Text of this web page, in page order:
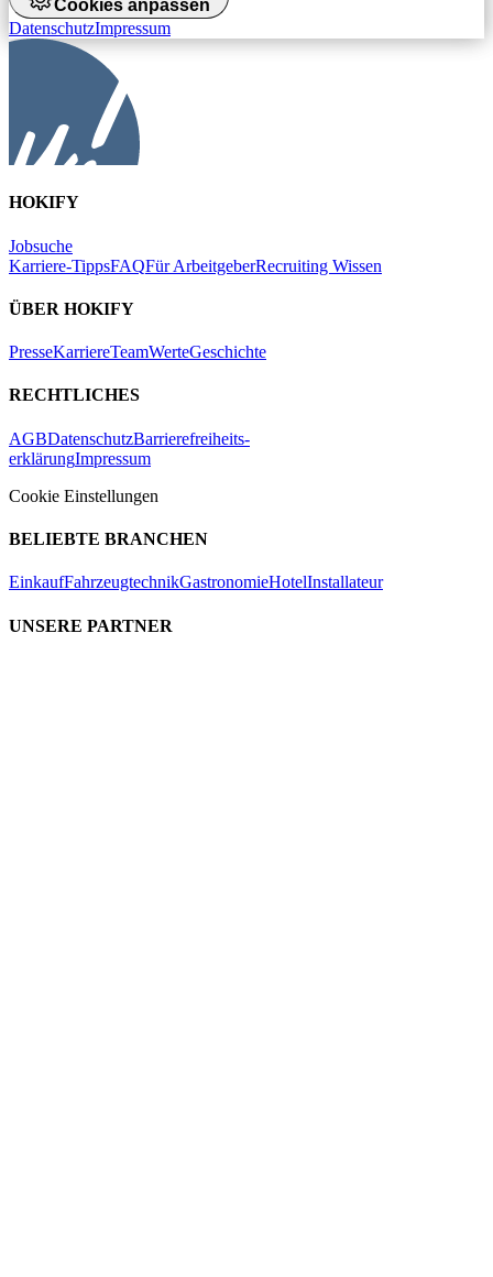
Cookies anpassen
DatenschutzImpressum
HOKIFY
Jobsuche
Karriere-TippsFAQFür ArbeitgeberRecruiting Wissen
ÜBER HOKIFY
PresseKarriereTeamWerteGeschichte
RECHTLICHES
AGBDatenschutzBarrierefreiheits-
erklärungImpressum
Cookie Einstellungen
BELIEBTE BRANCHEN
EinkaufFahrzeugtechnikGastronomieHotelInstallateur
UNSERE PARTNER